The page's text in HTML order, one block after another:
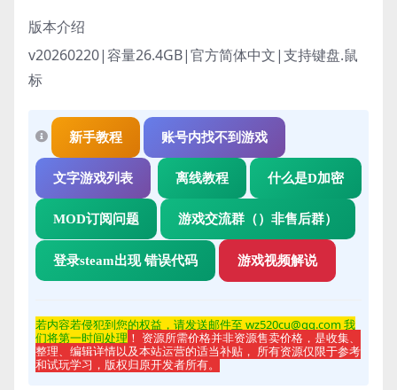
版本介绍
v20260220|容量26.4GB|官方简体中文|支持键盘.鼠
标
新手教程 账号内找不到游戏
文字游戏列表 离线教程 什么是D加密
MOD订阅问题 游戏交流群（）非售后群）
登录steam出现 错误代码 游戏视频解说
若内容若侵犯到您的权益，请发送邮件至 wz520cu@qq.com 我
们将第一时间处理 ！ 资源所需价格并非资源售卖价格，是收集、
整理、编辑详情以及本站运营的适当补贴， 所有资源仅限于参考
和试玩学习，版权归原开发者所有。